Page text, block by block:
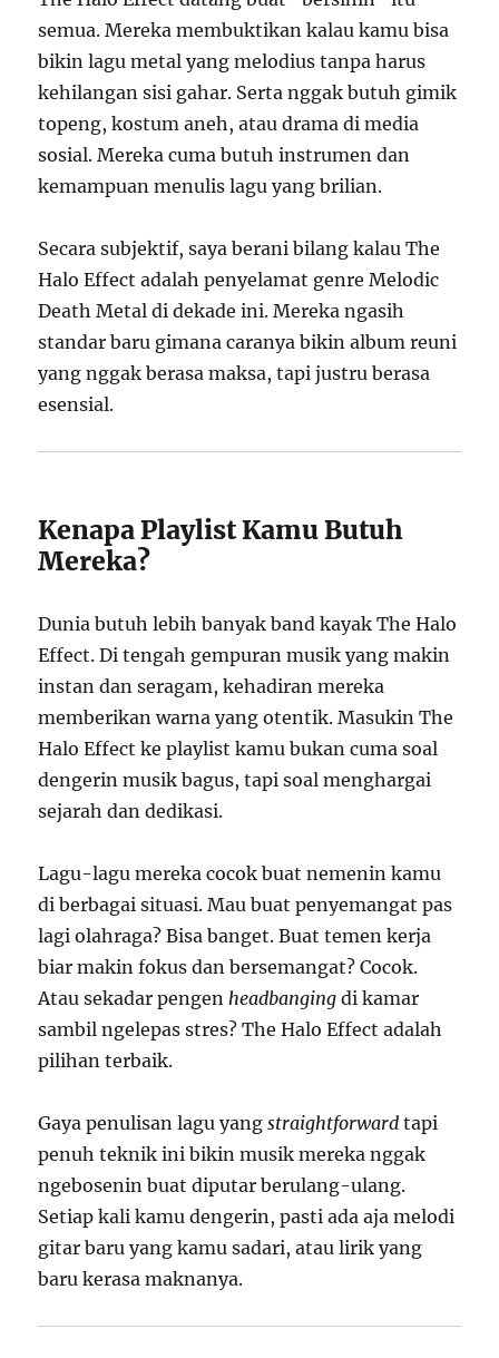
semua. Mereka membuktikan kalau kamu bisa
bikin lagu metal yang melodius tanpa harus
kehilangan sisi gahar. Serta nggak butuh gimik
topeng, kostum aneh, atau drama di media
sosial. Mereka cuma butuh instrumen dan
kemampuan menulis lagu yang brilian.
Secara subjektif, saya berani bilang kalau The
Halo Effect adalah penyelamat genre Melodic
Death Metal di dekade ini. Mereka ngasih
standar baru gimana caranya bikin album reuni
yang nggak berasa maksa, tapi justru berasa
esensial.
Kenapa Playlist Kamu Butuh
Mereka?
Dunia butuh lebih banyak band kayak The Halo
Effect. Di tengah gempuran musik yang makin
instan dan seragam, kehadiran mereka
memberikan warna yang otentik. Masukin The
Halo Effect ke playlist kamu bukan cuma soal
dengerin musik bagus, tapi soal menghargai
sejarah dan dedikasi.
Lagu-lagu mereka cocok buat nemenin kamu
di berbagai situasi. Mau buat penyemangat pas
lagi olahraga? Bisa banget. Buat temen kerja
biar makin fokus dan bersemangat? Cocok.
Atau sekadar pengenheadbanging di kamar
sambil ngelepas stres? The Halo Effect adalah
pilihan terbaik.
Gaya penulisan lagu yangstraightforward tapi
penuh teknik ini bikin musik mereka nggak
ngebosenin buat diputar berulang-ulang.
Setiap kali kamu dengerin, pasti ada aja melodi
gitar baru yang kamu sadari, atau lirik yang
baru kerasa maknanya.